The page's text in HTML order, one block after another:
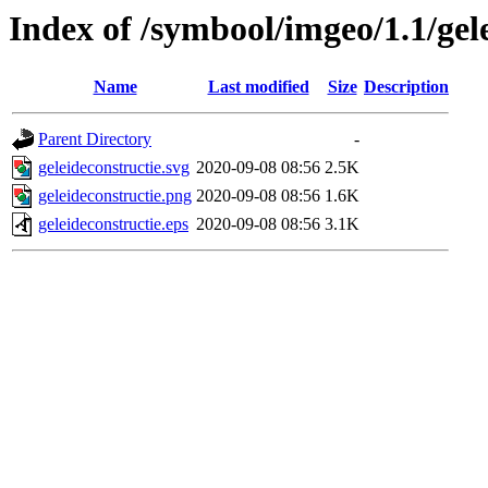
Index of /symbool/imgeo/1.1/
Name Last modified Size Description
Parent Directory
-
geleideconstructie.svg 2020-09-08 08:56 2.5K
geleideconstructie.png 2020-09-08 08:56 1.6K
geleideconstructie.eps 2020-09-08 08:56 3.1K